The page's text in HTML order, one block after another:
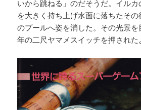
いから跳ねる」のだそうだ。イル
を大きく持ち上げ水面に落ちたそ
のプールへ姿を消した。その光景
年の二尺ヤマメスイッチを押された